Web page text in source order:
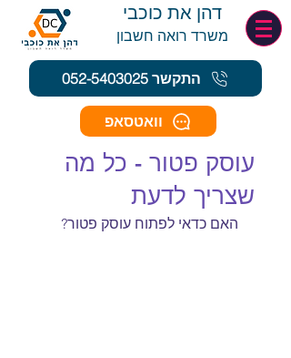
דהן את כוכבי
משרד רואה חשבון
התקשר 052-5403025
וואטסאפ
עוסק פטור - כל מה
שצריך לדעת
האם כדאי לפתוח עוסק פטור?